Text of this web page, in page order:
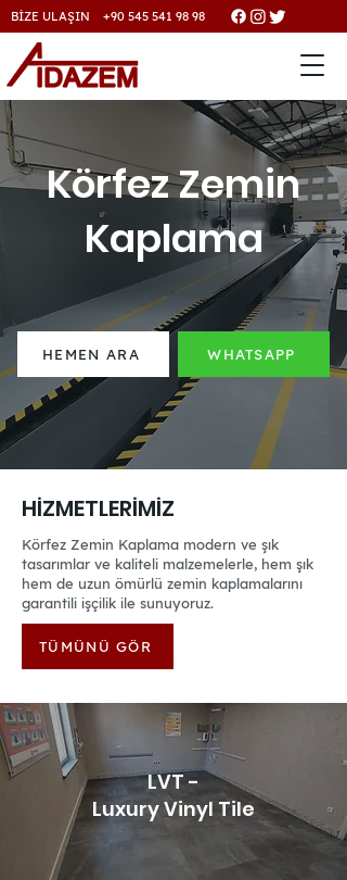
BİZE ULAŞIN +90 545 541 98 98
Körfez Zemin
Kaplama
HEMEN ARA WHATSAPP
HİZMETLERİMİZ
Körfez Zemin Kaplama modern ve şık
tasarımlar ve kaliteli malzemelerle, hem şık
hem de uzun ömürlü zemin kaplamalarını
garantili işçilik ile sunuyoruz.
TÜMÜNÜ GÖR
LVT -
Luxury Vinyl Tile